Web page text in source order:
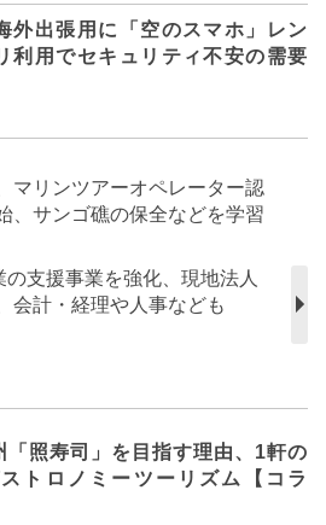
外出張用に「空のスマホ」レン
利用でセキュリティ不安の需要
マリンツアーオペレーター認
、サンゴ礁の保全などを学習
支援事業を強化、現地法人
会計・経理や人事なども
「照寿司」を目指す理由、1軒の
トロノミーツーリズム【コラ